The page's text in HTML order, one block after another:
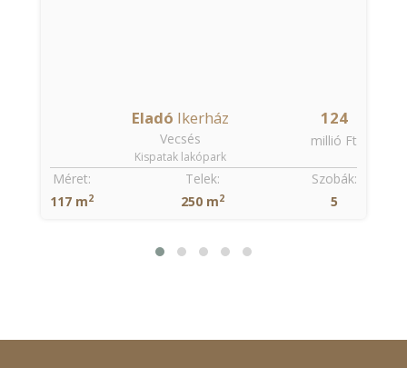
124
millió Ft
Eladó Ikerház
Vecsés
Kispatak lakópark
Szobák:
5
Méret:
117 m2
Telek:
250 m2